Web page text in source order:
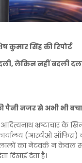
कुमार सिंह की रिपोर्ट
लेकिन नहीं बदली
पैनी नजर से अभी भी बचा
आदित्यनाथ भ्रष्टाचार के
(आरटीओ ऑफिस)
का नेटवर्क न केवल
दिखाई देता है।